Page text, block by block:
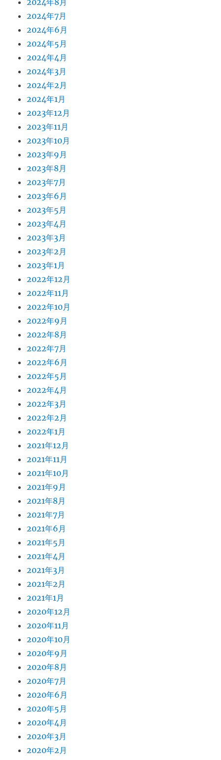
2024年7月
2024年6月
2024年5月
2024年4月
2024年3月
2024年2月
2024年1月
2023年12月
2023年11月
2023年10月
2023年9月
2023年8月
2023年7月
2023年6月
2023年5月
2023年4月
2023年3月
2023年2月
2023年1月
2022年12月
2022年11月
2022年10月
2022年9月
2022年8月
2022年7月
2022年6月
2022年5月
2022年4月
2022年3月
2022年2月
2022年1月
2021年12月
2021年11月
2021年10月
2021年9月
2021年8月
2021年7月
2021年6月
2021年5月
2021年4月
2021年3月
2021年2月
2021年1月
2020年12月
2020年11月
2020年10月
2020年9月
2020年8月
2020年7月
2020年6月
2020年5月
2020年4月
2020年3月
2020年2月